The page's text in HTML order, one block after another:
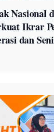
Nasional
Ikrar
dan Seni